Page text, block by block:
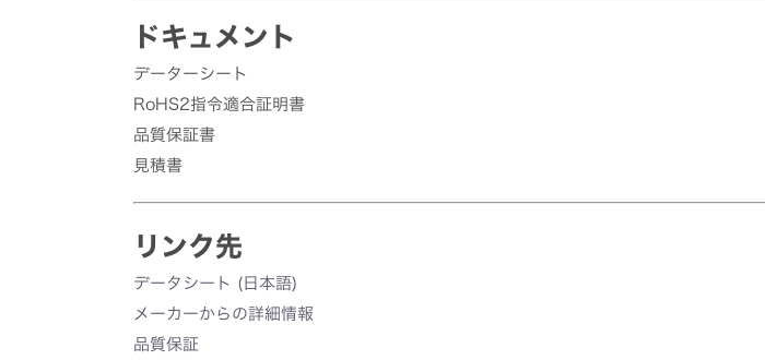
ドキュメント
データーシート
RoHS2指令適合証明書
品質保証書
見積書
リンク先
データシート (日本語)
メーカーからの詳細情報
品質保証